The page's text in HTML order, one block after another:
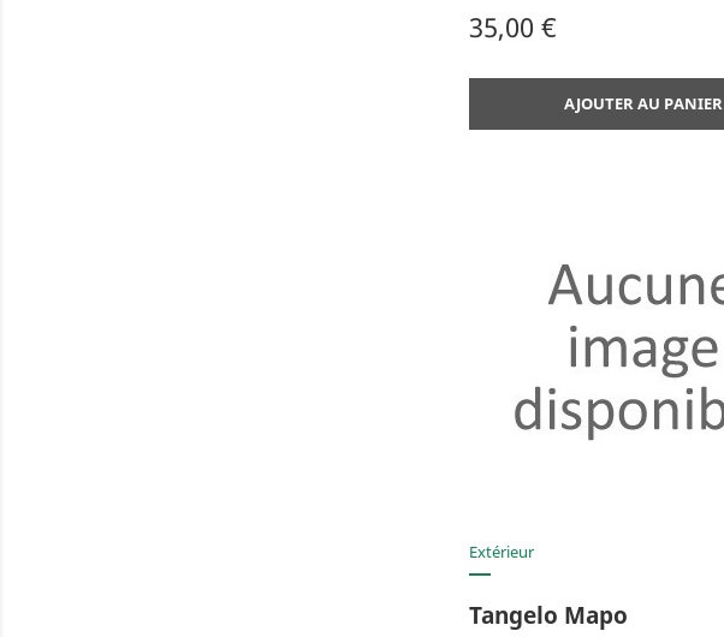
Prix
35,00 €
AJOUTER AU PANIER
Extérieur
Tangelo Mapo